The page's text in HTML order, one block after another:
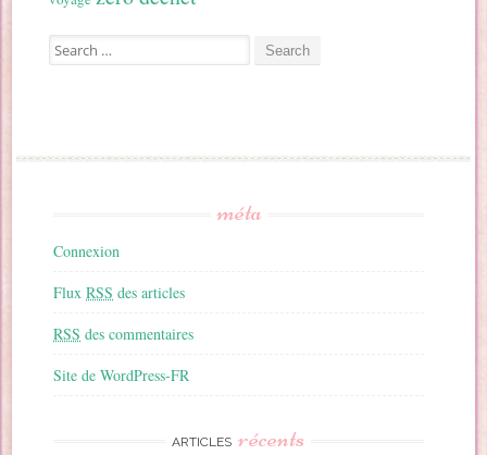
Search for:
méta
Connexion
FluxRSS des articles
RSS des commentaires
Site de WordPress-FR
ARTICLES récents